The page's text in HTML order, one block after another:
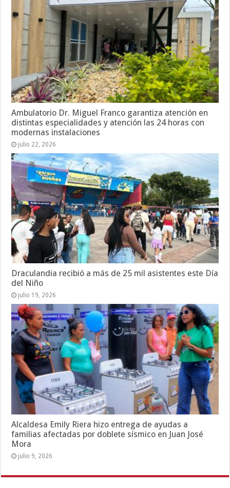
Ambulatorio Dr. Miguel Franco garantiza atención en
distintas especialidades y atención las 24 horas con
modernas instalaciones
julio 22, 2026
Draculandia recibió a más de 25 mil asistentes este Día
del Niño
julio 19, 2026
Alcaldesa Emily Riera hizo entrega de ayudas a
familias afectadas por doblete sísmico en Juan José
Mora
julio 9, 2026